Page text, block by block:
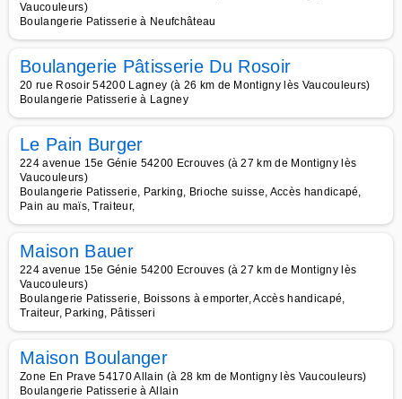
Vaucouleurs)
Boulangerie Patisserie à Neufchâteau
Boulangerie Pâtisserie Du Rosoir
20 rue Rosoir 54200 Lagney (à 26 km de Montigny lès Vaucouleurs)
Boulangerie Patisserie à Lagney
Le Pain Burger
224 avenue 15e Génie 54200 Ecrouves (à 27 km de Montigny lès
Vaucouleurs)
Boulangerie Patisserie, Parking, Brioche suisse, Accès handicapé,
Pain au maïs, Traiteur,
Maison Bauer
224 avenue 15e Génie 54200 Ecrouves (à 27 km de Montigny lès
Vaucouleurs)
Boulangerie Patisserie, Boissons à emporter, Accès handicapé,
Traiteur, Parking, Pâtisseri
Maison Boulanger
Zone En Prave 54170 Allain (à 28 km de Montigny lès Vaucouleurs)
Boulangerie Patisserie à Allain